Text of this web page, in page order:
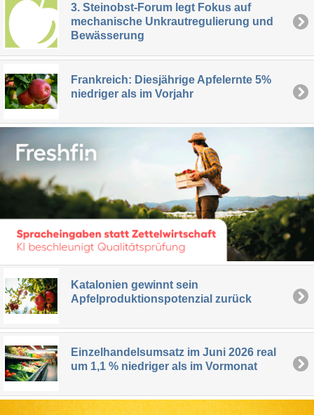
3. Steinobst-Forum legt Fokus auf
mechanische Unkrautregulierung und
Bewässerung
Frankreich: Diesjährige Apfelernte 5%
niedriger als im Vorjahr
Katalonien gewinnt sein
Apfelproduktionspotenzial zurück
Einzelhandelsumsatz im Juni 2026 real
um 1,1 % niedriger als im Vormonat